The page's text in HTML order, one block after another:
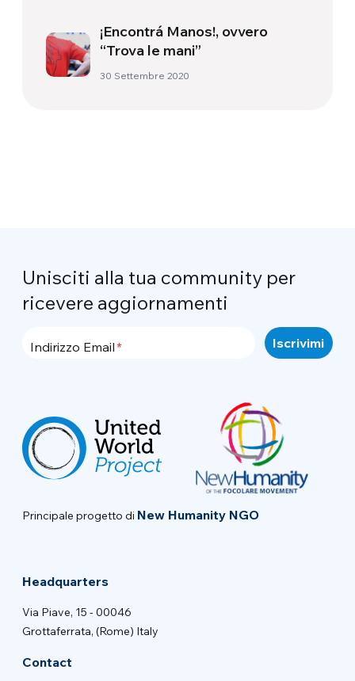
¡Encontrá Manos!, ovvero
“Trova le mani”
30 Settembre 2020
Unisciti alla tua community per
ricevere aggiornamenti
Indirizzo Email
Principale progetto di New Humanity NGO
Headquarters
Via Piave, 15 - 00046
Grottaferrata, (Rome) Italy
Contact